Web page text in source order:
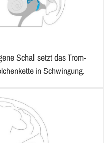
Schall setzt das Trom­
in Schwin­gung.